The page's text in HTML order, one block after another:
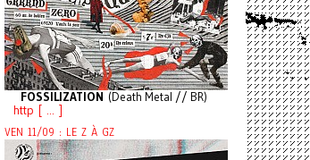
FOSSILIZATION (Death Metal // BR)
http [ ... ]
VEN 11/09 : LE Z À GZ